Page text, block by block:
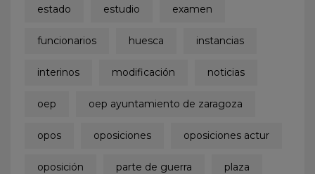
estado estudio examen
funcionarios huesca instancias
interinos modificación noticias
oep oep ayuntamiento de zaragoza
opos oposiciones oposiciones actur
oposición parte de guerra plaza